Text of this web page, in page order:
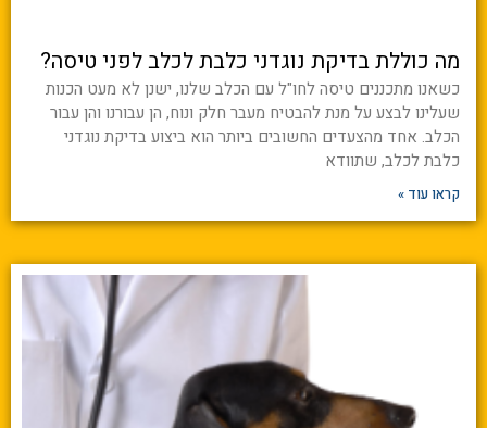
מה כוללת בדיקת נוגדני כלבת לכלב לפני טיסה?
כשאנו מתכננים טיסה לחו"ל עם הכלב שלנו, ישנן לא מעט הכנות
שעלינו לבצע על מנת להבטיח מעבר חלק ונוח, הן עבורנו והן עבור
הכלב. אחד מהצעדים החשובים ביותר הוא ביצוע בדיקת נוגדני
כלבת לכלב, שתוודא
קראו עוד »